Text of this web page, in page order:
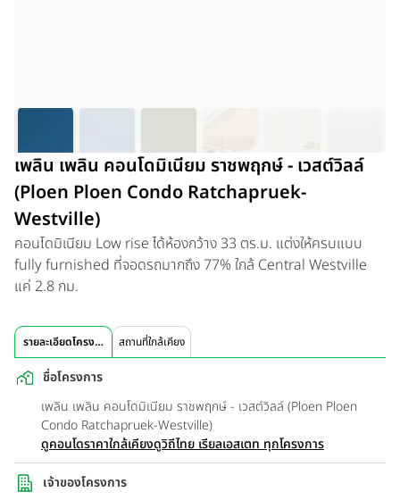
เพลิน เพลิน คอนโดมิเนียม ราชพฤกษ์ - เวสต์วิลล์
(Ploen Ploen Condo Ratchapruek-
Westville)
คอนโดมิเนียม Low rise ได้ห้องกว้าง 33 ตร.ม. แต่งให้ครบแบบ
fully furnished ที่จอดรถมากถึง 77% ใกล้ Central Westville
แค่ 2.8 กม.
รายละเอียดโครงการ สถานที่ใกล้เคียง
ชื่อโครงการ
เพลิน เพลิน คอนโดมิเนียม ราชพฤกษ์ - เวสต์วิลล์ (Ploen Ploen
Condo Ratchapruek-Westville)
ดูคอนโดราคาใกล้เคียงดูวิถีไทย เรียลเอสเตท ทุกโครงการ
เจ้าของโครงการ